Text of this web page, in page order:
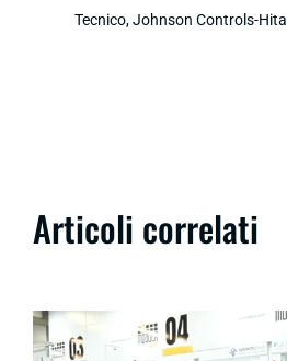
Tecnico, Johnson Controls-
Articoli correlati